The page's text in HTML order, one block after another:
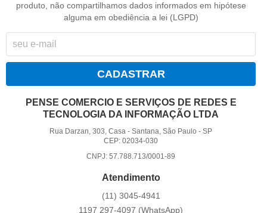
produto, não compartilhamos dados informados em hipótese
alguma em obediência a lei (LGPD)
CADASTRAR
PENSE COMERCIO E SERVIÇOS DE REDES E
TECNOLOGIA DA INFORMAÇÃO LTDA
Rua Darzan, 303, Casa -Santana, São Paulo -SP
CEP: 02034-030
CNPJ: 57.788.713/0001-89
Atendimento
(11) 3045-4941
1197 297-4097 (WhatsApp)